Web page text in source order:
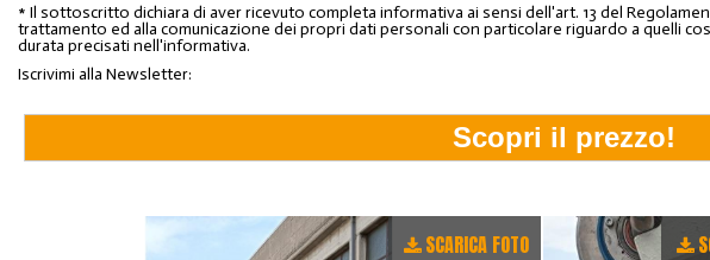
* Il sottoscritto dichiara di aver ricevuto completa informativa ai sensi dell'art. 13 del
trattamento ed alla comunicazione dei propri dati personali con particolare riguardo a quelli
durata precisati nell'informativa.
Iscrivimi alla Newsletter:
SCARICA FOTO